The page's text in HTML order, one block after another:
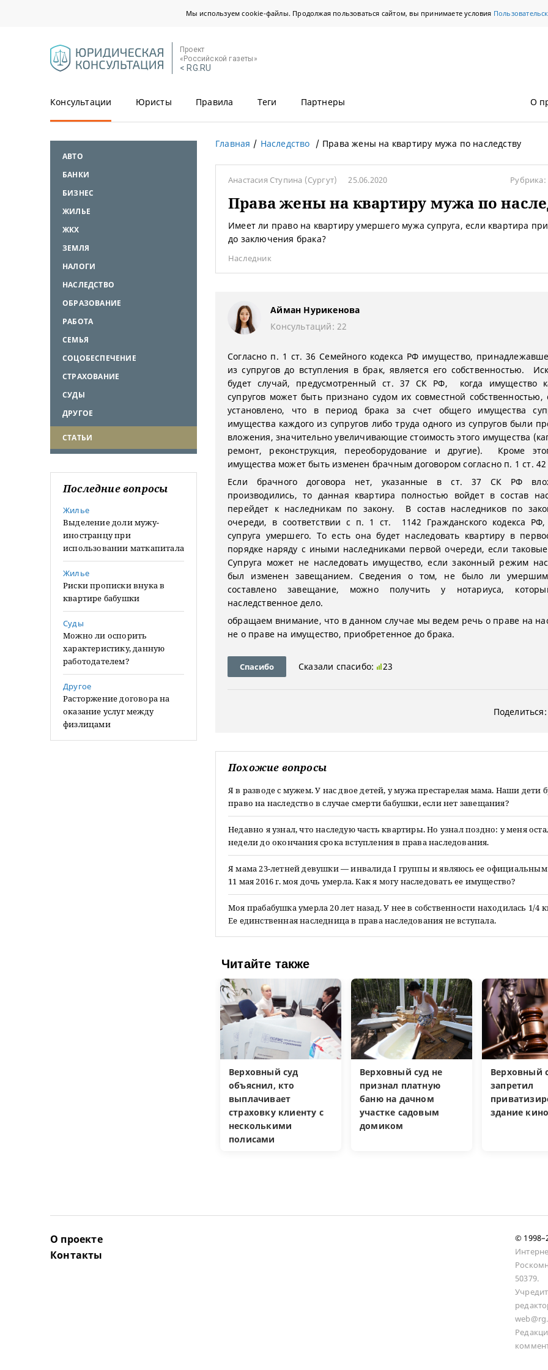
Мы используем cookie-файлы. Продолжая пользоваться сайтом, вы принимаете условия
Проект
«Российской газеты»
< RG.RU
Консультации Юристы Правила Теги Партнеры О
АВТО
БАНКИ
БИЗНЕС
ЖИЛЬЕ
ЖКХ
ЗЕМЛЯ
НАЛОГИ
НАСЛЕДСТВО
ОБРАЗОВАНИЕ
РАБОТА
СЕМЬЯ
СОЦОБЕСПЕЧЕНИЕ
СТРАХОВАНИЕ
СУДЫ
ДРУГОЕ
СТАТЬИ
Последние вопросы
Жилье
Выделение доли мужу-
иностранцу при
использовании маткапитала
Жилье
Риски прописки внука в
квартире бабушки
Суды
Можно ли оспорить
характеристику, данную
работодателем?
Другое
Расторжение договора на
оказание услуг между
физлицами
Главная Наследство Права жены на квартиру мужа по наследству
Анастасия Ступина (Сургут) 25.06.2020 Рубрика:
Права жены на квартиру мужа по
Имеет ли право на квартиру умершего мужа супруга, если квартира
до заключения брака?
Наследник
Айман Нурикенова
Консультаций: 22
Согласно п. 1 ст. 36 Семейного кодекса РФ имущество,
из супругов до вступления в брак, является его собственностью.
будет случай, предусмотренный ст. 37 СК РФ, когда имущество
супругов может быть признано судом их совместной собственностью,
установлено, что в период брака за счет общего имущества
имущества каждого из супругов либо труда одного из супругов были
вложения, значительно увеличивающие стоимость этого имущества
ремонт, реконструкция, переоборудование и другие). Кроме
имущества может быть изменен брачным договором согласно п. 1 ст.
Если брачного договора нет, указанные в ст. 37 СК РФ
производились, то данная квартира полностью войдет в состав
перейдет к наследникам по закону. В состав наследников по
очереди, в соответствии с п. 1 ст. 1142 Гражданского кодекса РФ,
супруга умершего. То есть она будет наследовать квартиру в
порядке наряду с иными наследниками первой очереди, если
Супруга может не наследовать имущество, если законный режим
был изменен завещанием. Сведения о том, не было ли умершим
составлено завещание, можно получить у нотариуса,
наследственное дело.
обращаем внимание, что в данном случае мы ведем речь о праве на
не о праве на имущество, приобретенное до брака.
Спасибо Сказали спасибо: 23
Поделиться:
Похожие вопросы
Я в разводе с мужем. У нас двое детей, у мужа престарелая мама. Наши дети
право на наследство в случае смерти бабушки, если нет завещания?
Недавно я узнал, что наследую часть квартиры. Но узнал поздно: у меня
недели до окончания срока вступления в права наследования.
Я мама 23-летней девушки — инвалида I группы и являюсь ее
11 мая 2016 г. моя дочь умерла. Как я могу наследовать ее имущество?
Моя прабабушка умерла 20 лет назад. У нее в собственности находилась 1/4
Ее единственная наследница в права наследования не вступала.
Читайте также
Верховный суд
объяснил, кто
выплачивает
страховку клиенту с
несколькими
полисами
Верховный суд не
признал платную
баню на дачном
участке садовым
домиком
Верховный
запретил
здание
О проекте
Контакты
©
50379.